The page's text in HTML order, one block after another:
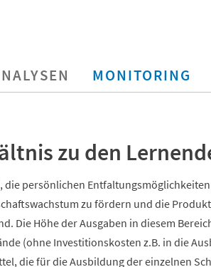
MONITORING
zu den
persönlichen
zu fördern und die
Die Höhe der Ausgaben in diesem
(ohne Investitionskosten z.B. in die
die für die Ausbildung der einzelnen